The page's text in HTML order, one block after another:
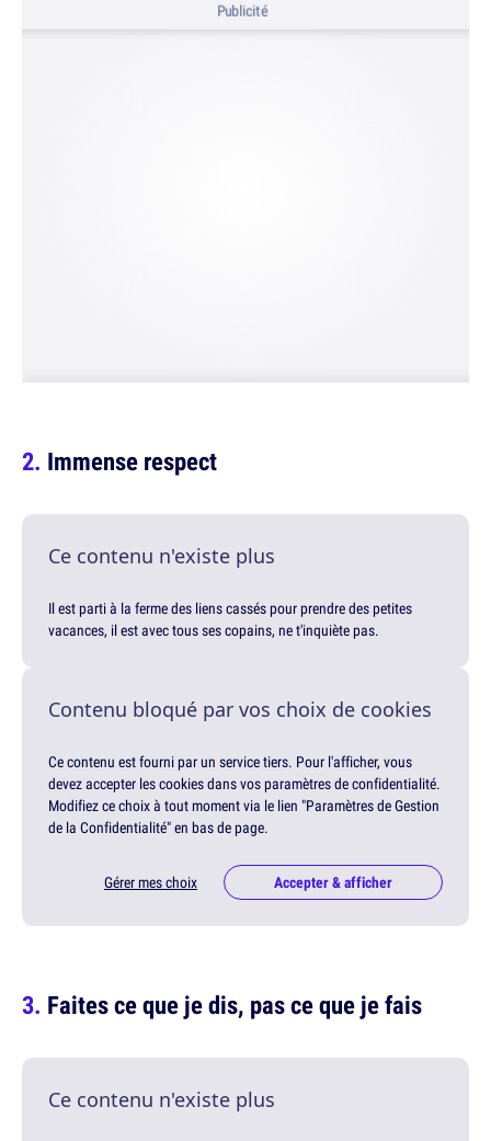
Publicité
Immense respect
Ce contenu n'existe plus
Il est parti à la ferme des liens cassés pour prendre des petites
vacances, il est avec tous ses copains, ne t'inquiète pas.
Contenu bloqué par vos choix de cookies
Ce contenu est fourni par un service tiers. Pour l'afficher, vous
devez accepter les cookies dans vos paramètres de confidentialité.
Modifiez ce choix à tout moment via le lien "Paramètres de Gestion
de la Confidentialité" en bas de page.
Gérer mes choix Accepter & afficher
Faites ce que je dis, pas ce que je fais
Ce contenu n'existe plus